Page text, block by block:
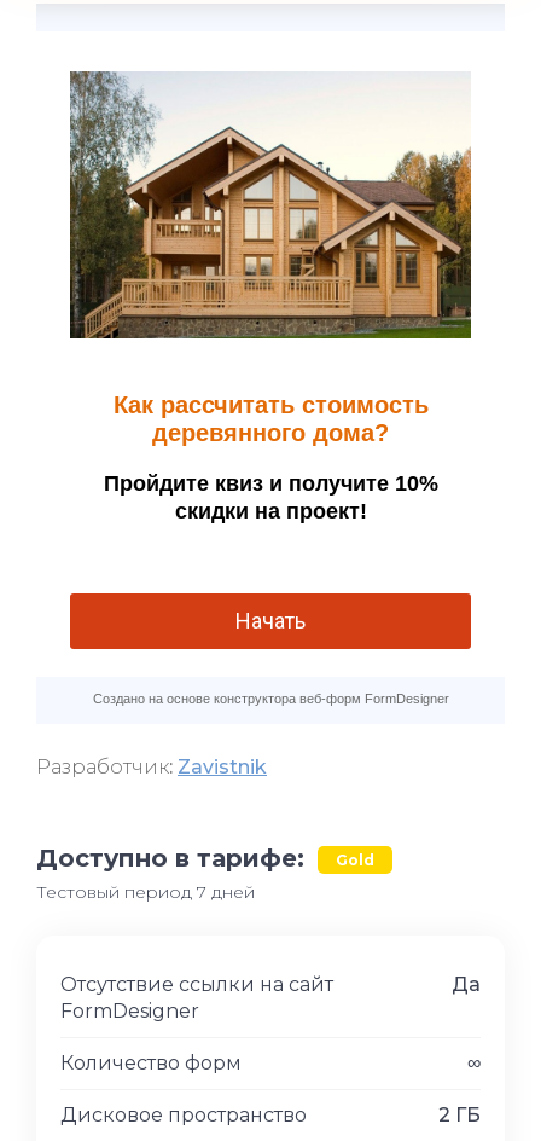
Разработчик: Zavistnik
Доступно в тарифе: Gold
Тестовый период 7 дней
Отсутствие ссылки на сайт
FormDesigner
Да
Количество форм ∞
Дисковое пространство 2 ГБ